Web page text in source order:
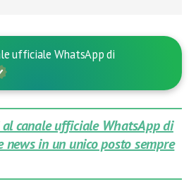
ufficiale WhatsApp di
canale ufficiale WhatsApp di
news in un unico posto sempre